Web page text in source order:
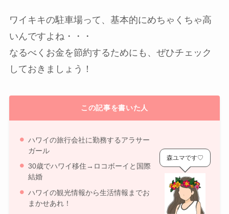
ワイキキの駐車場って、基本的にめちゃくちゃ高
いんですよね・・・
なるべくお金を節約するためにも、ぜひチェック
しておきましょう！
この記事を書いた人
ハワイの旅行会社に勤務するアラサー
ガール
30歳でハワイ移住→ロコボーイと国際
結婚
ハワイの観光情報から生活情報までお
まかせあれ！
森ユマです♡